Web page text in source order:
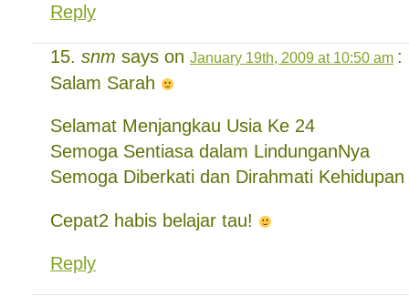
Reply
snm says on January 19th, 2009 at 10:50 am :
Salam Sarah
Selamat Menjangkau Usia Ke 24
Semoga Sentiasa dalam LindunganNya
Semoga Diberkati dan Dirahmati
Cepat2 habis belajar tau!
Reply